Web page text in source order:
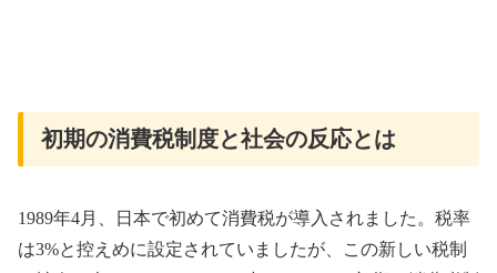
初期の消費税制度と社会の反応とは
1989年4月、日本で初めて消費税が導入されました。税率
は3%と控えめに設定されていましたが、この新しい税制